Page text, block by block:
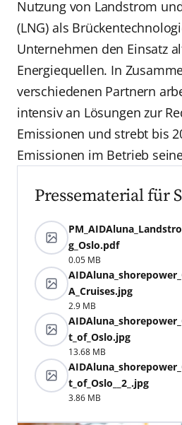
Nutzung von Landstrom
(LNG) als
Unternehmen den Einsatz
Energiequellen. In
verschiedenen Partnern
intensiv an Lösungen zur
Emissionen und strebt bis
Emissionen im Betrieb
Pressematerial für
g_Oslo.pdf
0.05 MB
A_Cruises.jpg
2.9 MB
t_of_Oslo.jpg
13.68 MB
t_of_Oslo__2_.jpg
3.86 MB